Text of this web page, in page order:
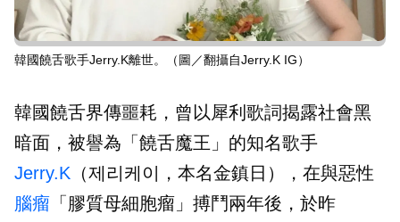
韓國饒舌歌手Jerry.K離世。（圖／翻攝自Jerry.K IG）
韓國饒舌界傳噩耗，曾以犀利歌詞揭露社會黑
暗面，被譽為「饒舌魔王」的知名歌手
Jerry.K （제리케이，本名金鎮日），在與惡性
腦瘤 「膠質母細胞瘤」搏鬥兩年後，於昨